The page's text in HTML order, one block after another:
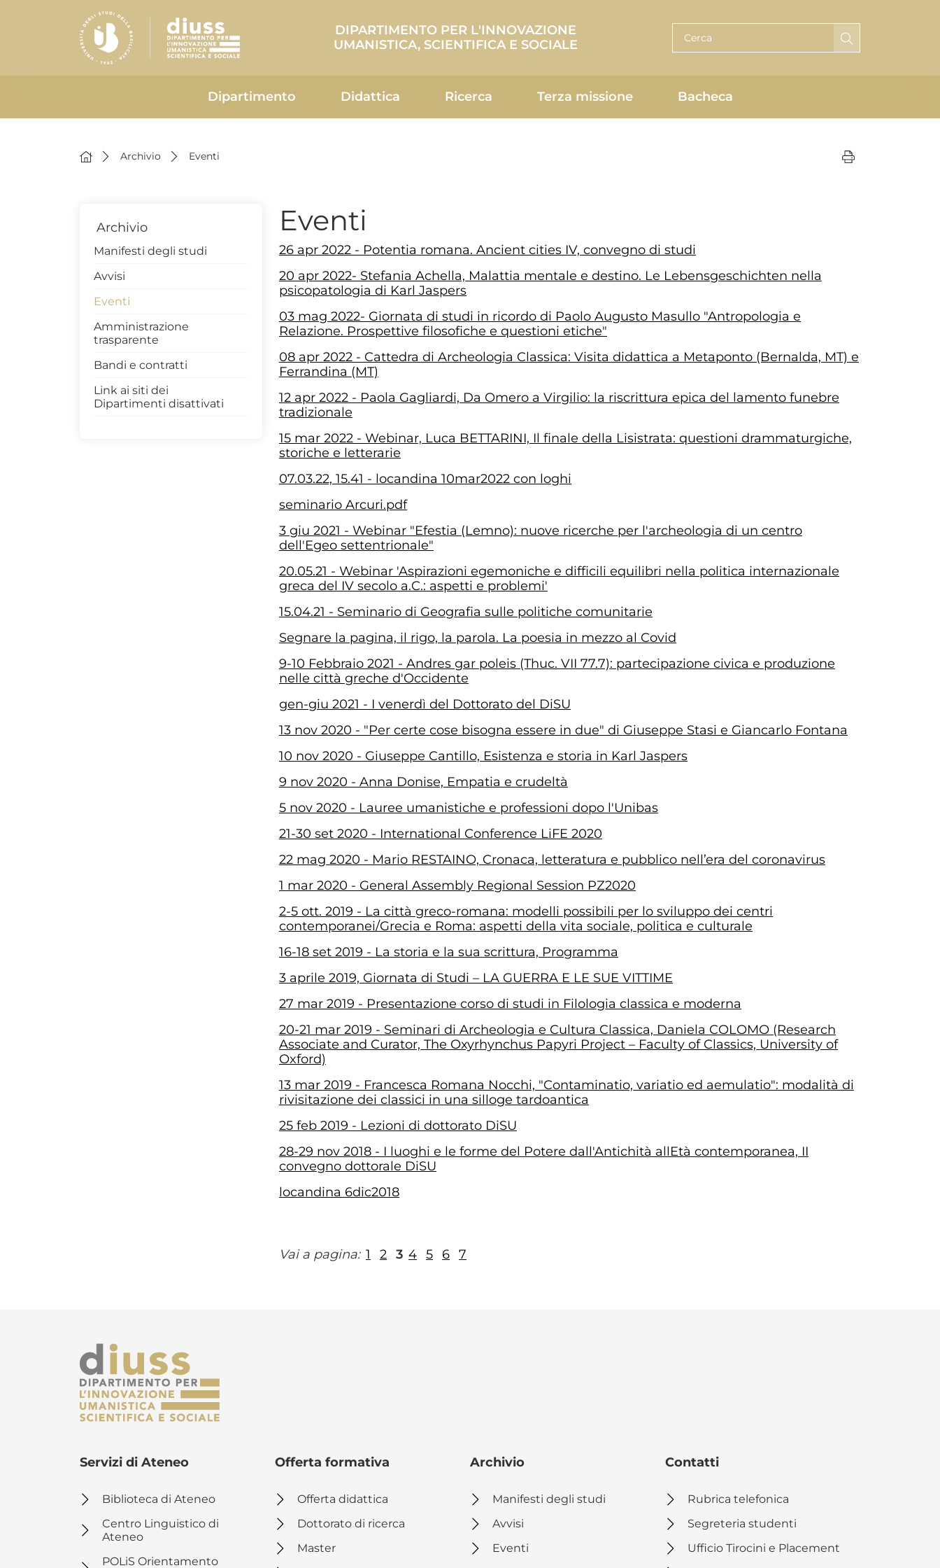
DIPARTIMENTO PER L'INNOVAZIONE
UMANISTICA, SCIENTIFICA E SOCIALE
Dipartimento Didattica Ricerca Terza missione Bacheca
Archivio Eventi
Eventi
26 apr 2022 - Potentia romana. Ancient cities IV, convegno di studi
20 apr 2022- Stefania Achella, Malattia mentale e destino. Le Lebensgeschichten nella
psicopatologia di Karl Jaspers
03 mag 2022- Giornata di studi in ricordo di Paolo Augusto Masullo "Antropologia e
Relazione. Prospettive filosofiche e questioni etiche"
08 apr 2022 - Cattedra di Archeologia Classica: Visita didattica a Metaponto (Bernalda, MT) e
Ferrandina (MT)
12 apr 2022 - Paola Gagliardi, Da Omero a Virgilio: la riscrittura epica del lamento funebre
tradizionale
15 mar 2022 - Webinar, Luca BETTARINI, Il finale della Lisistrata: questioni drammaturgiche,
storiche e letterarie
07.03.22, 15.41 - locandina 10mar2022 con loghi
seminario Arcuri.pdf
3 giu 2021 - Webinar "Efestia (Lemno): nuove ricerche per l'archeologia di un centro
dell'Egeo settentrionale"
20.05.21 - Webinar 'Aspirazioni egemoniche e difficili equilibri nella politica internazionale
greca del IV secolo a.C.: aspetti e problemi'
15.04.21 - Seminario di Geografia sulle politiche comunitarie
Segnare la pagina, il rigo, la parola. La poesia in mezzo al Covid
9-10 Febbraio 2021 - Andres gar poleis (Thuc. VII 77.7): partecipazione civica e produzione
nelle città greche d'Occidente
gen-giu 2021 - I venerdì del Dottorato del DiSU
13 nov 2020 - "Per certe cose bisogna essere in due" di Giuseppe Stasi e Giancarlo Fontana
10 nov 2020 - Giuseppe Cantillo, Esistenza e storia in Karl Jaspers
9 nov 2020 - Anna Donise, Empatia e crudeltà
5 nov 2020 - Lauree umanistiche e professioni dopo l'Unibas
21-30 set 2020 - International Conference LiFE 2020
22 mag 2020 - Mario RESTAINO, Cronaca, letteratura e pubblico nell’era del coronavirus
1 mar 2020 - General Assembly Regional Session PZ2020
2-5 ott. 2019 - La città greco-romana: modelli possibili per lo sviluppo dei centri
contemporanei/Grecia e Roma: aspetti della vita sociale, politica e culturale
16-18 set 2019 - La storia e la sua scrittura, Programma
3 aprile 2019, Giornata di Studi – LA GUERRA E LE SUE VITTIME
27 mar 2019 - Presentazione corso di studi in Filologia classica e moderna
20-21 mar 2019 - Seminari di Archeologia e Cultura Classica, Daniela COLOMO (Research
Associate and Curator, The Oxyrhynchus Papyri Project – Faculty of Classics, University of
Oxford)
13 mar 2019 - Francesca Romana Nocchi, "Contaminatio, variatio ed aemulatio": modalità di
rivisitazione dei classici in una silloge tardoantica
25 feb 2019 - Lezioni di dottorato DiSU
28-29 nov 2018 - I luoghi e le forme del Potere dall'Antichità allEtà contemporanea, II
convegno dottorale DiSU
locandina 6dic2018
Vai a pagina: 1 2 3 4 5 6 7
Archivio
Manifesti degli studi
Avvisi
Eventi
Amministrazione
trasparente
Bandi e contratti
Link ai siti dei
Dipartimenti disattivati
Servizi di Ateneo
Biblioteca di Ateneo
Centro Linguistico di
Ateneo
POLiS Orientamento
Offerta formativa
Offerta didattica
Dottorato di ricerca
Master
Archivio
Manifesti degli studi
Avvisi
Eventi
Contatti
Rubrica telefonica
Segreteria studenti
Ufficio Tirocini e Placement